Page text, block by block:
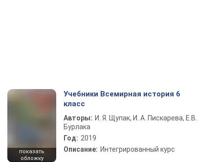
показать
обложку
Учебники Всемирная история 6
класс
Авторы: И. Я. Щупак, И. А. Пискарева, Е.В.
Бурлака
Год: 2019
Описание: Интегрированный курс